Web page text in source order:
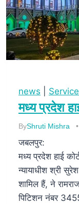
news
मध्य प्रदेश
ByShruti Mishra
जबलपुर:
मध्य प्रदेश हाई
न्यायाधीश श्री
शामिल हैं, ने
पिटिशन नंबर